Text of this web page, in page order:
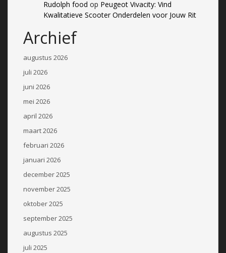
Rudolph food op Peugeot Vivacity: Vind
Kwalitatieve Scooter Onderdelen voor Jouw Rit
Archief
augustus 2026
juli 2026
juni 2026
mei 2026
april 2026
maart 2026
februari 2026
januari 2026
december 2025
november 2025
oktober 2025
september 2025
augustus 2025
juli 2025